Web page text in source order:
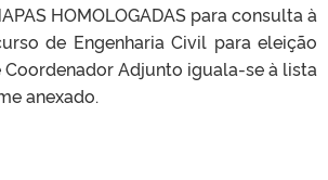
HOMOLOGADAS para consulta à
de Engenharia Civil para eleição
Coordenador Adjunto iguala-se à lista
anexado.